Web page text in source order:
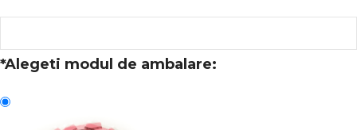
*Alegeti modul de ambalare: